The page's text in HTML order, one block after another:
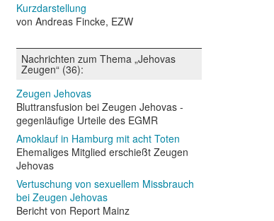
Kurzdarstellung
von Andreas Fincke, EZW
Nachrichten zum Thema „Jehovas
Zeugen“ (36):
Zeugen Jehovas
Bluttransfusion bei Zeugen Jehovas -
gegenläufige Urteile des EGMR
Amoklauf in Hamburg mit acht Toten
Ehemaliges Mitglied erschießt Zeugen
Jehovas
Vertuschung von sexuellem Missbrauch
bei Zeugen Jehovas
Bericht von Report Mainz